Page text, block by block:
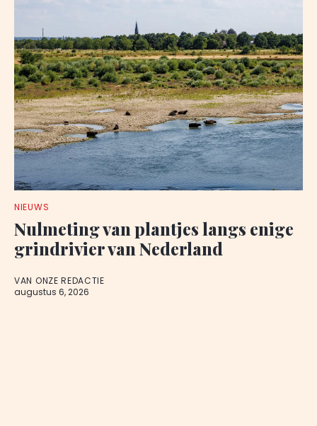
NIEUWS
Nulmeting van plantjes langs enige
grindrivier van Nederland
VAN ONZE REDACTIE
augustus 6, 2026